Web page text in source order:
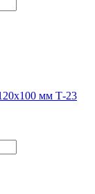
мм Т-23